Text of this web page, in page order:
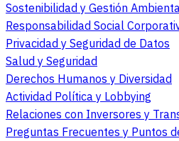
Sostenibilidad y Gestión
Responsabilidad Social
Privacidad y Seguridad de Datos
Salud y Seguridad
Derechos Humanos y Diversidad
Actividad Política y Lobbying
Relaciones con Inversores y
Preguntas Frecuentes y Puntos